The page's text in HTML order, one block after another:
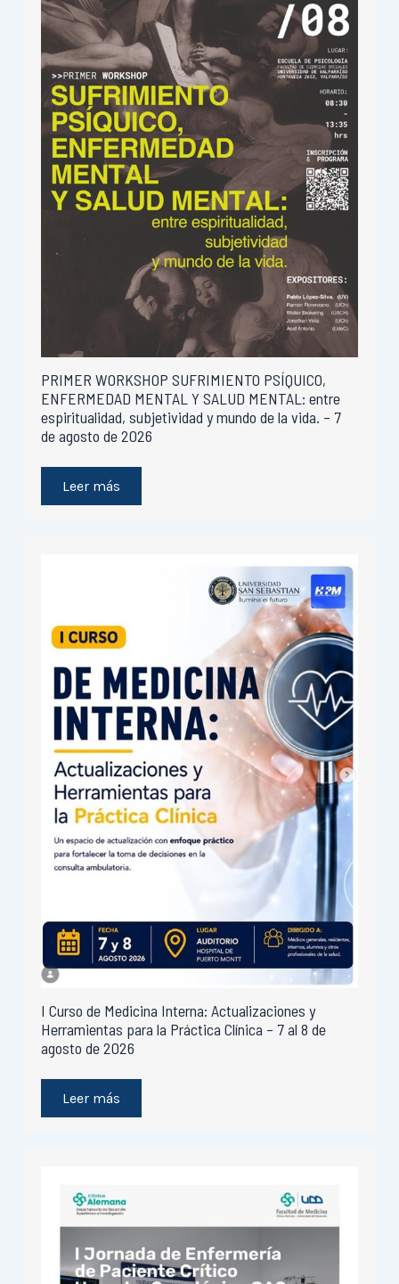
PRIMER WORKSHOP SUFRIMIENTO PSÍQUICO,
ENFERMEDAD MENTAL Y SALUD MENTAL: entre
espiritualidad, subjetividad y mundo de la vida. – 7
de agosto de 2026
Leer más
I Curso de Medicina Interna: Actualizaciones y
Herramientas para la Práctica Clínica – 7 al 8 de
agosto de 2026
Leer más